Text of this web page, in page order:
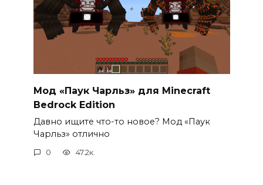
Мод «Паук Чарльз» для Minecraft
Bedrock Edition
Давно ищите что-то новое? Мод «Паук
Чарльз» отлично
0 47.2к.